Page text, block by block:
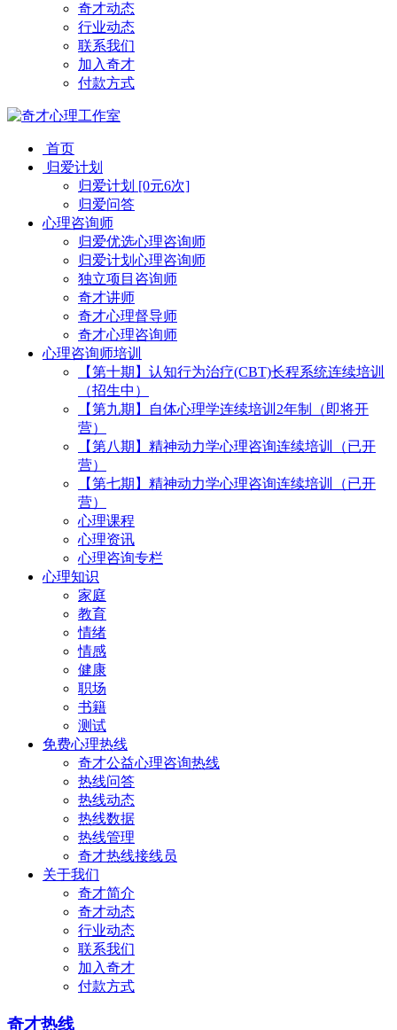
奇才动态
行业动态
联系我们
加入奇才
付款方式
首页
归爱计划
归爱计划 [0元6次]
归爱问答
心理咨询师
归爱优选心理咨询师
归爱计划心理咨询师
独立项目咨询师
奇才讲师
奇才心理督导师
奇才心理咨询师
心理咨询师培训
【第十期】认知行为治疗(CBT)长程系统连续培训
（招生中）
【第九期】自体心理学连续培训2年制（即将开
营）
【第八期】精神动力学心理咨询连续培训（已开
营）
【第七期】精神动力学心理咨询连续培训（已开
营）
心理课程
心理资讯
心理咨询专栏
心理知识
家庭
教育
情绪
情感
健康
职场
书籍
测试
免费心理热线
奇才公益心理咨询热线
热线问答
热线动态
热线数据
热线管理
奇才热线接线员
关于我们
奇才简介
奇才动态
行业动态
联系我们
加入奇才
付款方式
奇才热线